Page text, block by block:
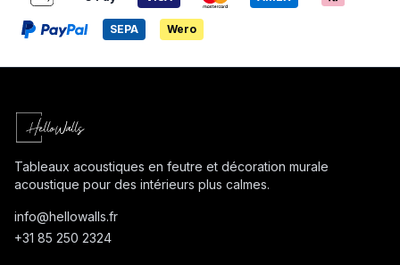
SEPA Wero
Tableaux acoustiques en feutre et décoration murale
acoustique pour des intérieurs plus calmes.
info@hellowalls.fr
+31 85 250 2324